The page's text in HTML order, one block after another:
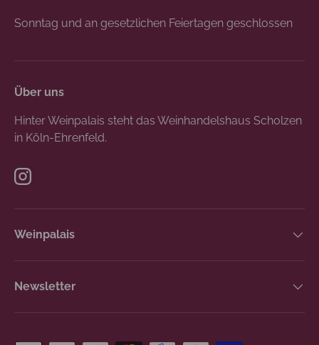
Sonntag und an gesetzlichen Feiertagen geschlossen
Über uns
Hinter Weinpalais steht das Weinhandelshaus Scholzen
in Köln-Ehrenfeld.
Instagram
Weinpalais
Newsletter